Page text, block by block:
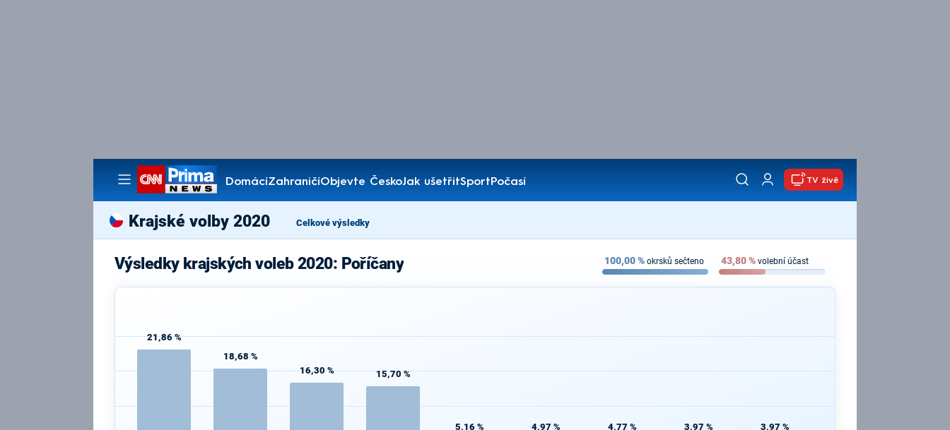
DomácíZahraničíObjevte ČeskoJak ušetřitSportPočasí
Pořady
TV živě
Krajské volby 2020 Celkové výsledky
Výsledky krajských voleb 2020: Poříčany 100,00% okrsků sečteno 43,80% volební účast
21,86 %
18,68 %
16,30 % 15,70 %
5,16 % 4,97 % 4,77 % 3,97 % 3,97 %